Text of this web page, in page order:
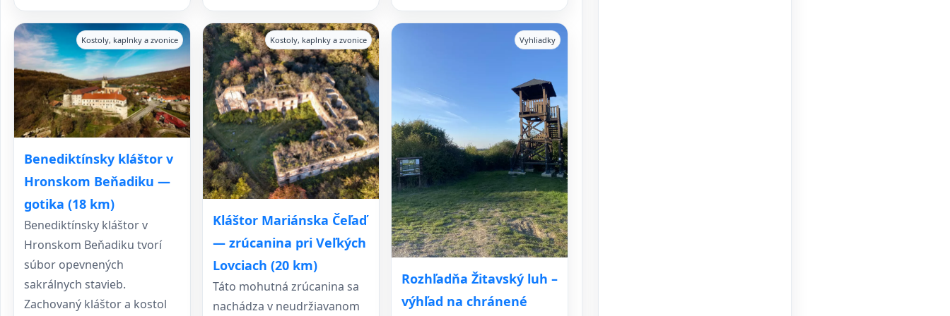
Benediktínsky kláštor v
Hronskom Beňadiku —
gotika (18 km)
Kostoly, kaplnky a zvonice
Benediktínsky kláštor v
Hronskom Beňadiku tvorí
súbor opevnených
sakrálnych stavieb.
Zachovaný kláštor a kostol
Kláštor Mariánska Čeľaď
— zrúcanina pri Veľkých
Lovciach (20 km)
Kostoly, kaplnky a zvonice
Táto mohutná zrúcanina sa
nachádza v neudržiavanom
Rozhľadňa Žitavský luh –
výhľad na chránené
Vyhliadky